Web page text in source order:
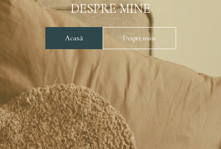
DESPRE MINE
Acasă Despre mine